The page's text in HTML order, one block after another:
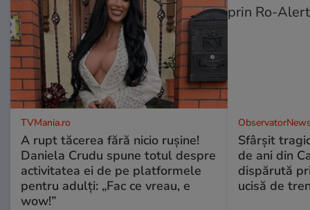
TVMania.ro
A rupt tăcerea fără nicio rușine!
Daniela Crudu spune totul despre
activitatea ei de pe platformele
pentru adulți: „Fac ce vreau, e
wow!”
Sfârşit
de ani din
dispărută
ucisă de